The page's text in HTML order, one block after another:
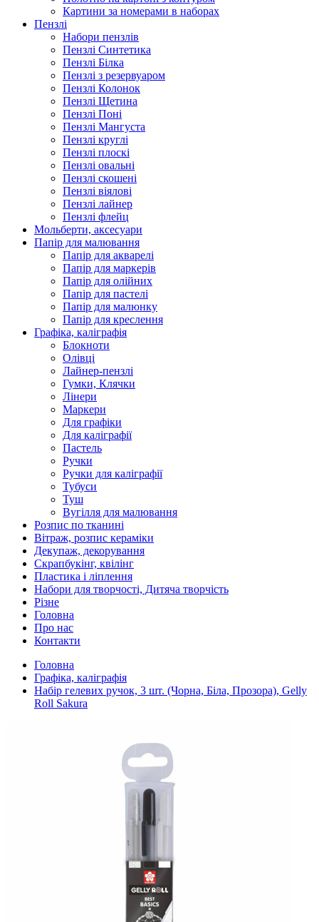
Картини за номерами в наборах
Пензлі
Набори пензлів
Пензлі Синтетика
Пензлі Білка
Пензлі з резервуаром
Пензлі Колонок
Пензлі Щетина
Пензлі Поні
Пензлі Мангуста
Пензлі круглі
Пензлі плоскі
Пензлі овальні
Пензлі скошені
Пензлі віялові
Пензлі лайнер
Пензлі флейц
Мольберти, аксесуари
Папір для малювання
Папір для акварелі
Папір для маркерів
Папір для олійних
Папір для пастелі
Папір для малюнку
Папір для креслення
Графіка, каліграфія
Блокноти
Олівці
Лайнер-пензлі
Гумки, Клячки
Лінери
Маркери
Для графіки
Для каліграфії
Пастель
Ручки
Ручки для каліграфії
Тубуси
Туш
Вугілля для малювання
Розпис по тканині
Вітраж, розпис кераміки
Декупаж, декорування
Скрапбукінг, квілінг
Пластика і ліплення
Набори для творчості, Дитяча творчість
Різне
Головна
Про нас
Контакти
Головна
Графіка, каліграфія
Набір гелевих ручок, 3 шт. (Чорна, Біла, Прозора), Gelly
Roll Sakura